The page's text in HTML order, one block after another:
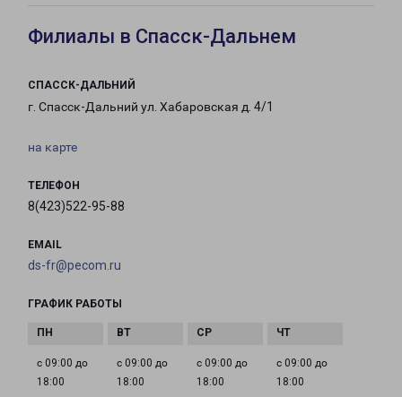
Филиалы в Спасск-Дальнем
СПАССК-ДАЛЬНИЙ
г. Спасск-Дальний ул. Хабаровская д. 4/1
на карте
ТЕЛЕФОН
8(423)522-95-88
EMAIL
ds-fr@pecom.ru
ГРАФИК РАБОТЫ
с 09:00 до
18:00
с 09:00 до
18:00
с 09:00 до
18:00
с 09:00 до
18:00